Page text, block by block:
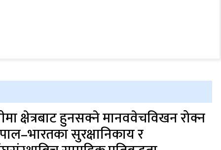
क्षेत्रबाट हुनसक्ने मानववेचविखन रोक्न
सुरक्षानिकाय र